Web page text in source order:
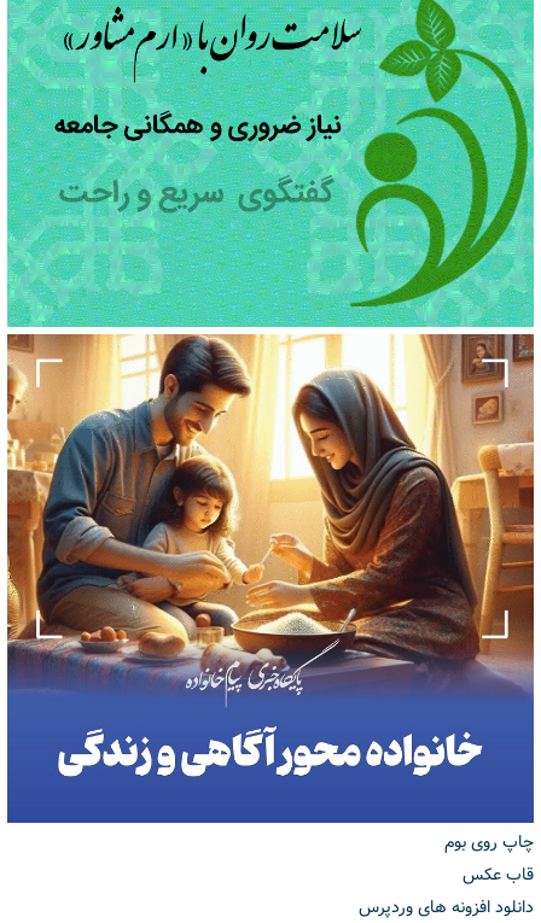
چاپ روی بوم
قاب عکس
دانلود افزونه های وردپرس